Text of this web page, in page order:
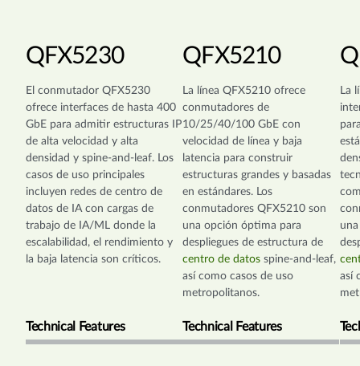
QFX5230
El conmutador QFX5230
ofrece interfaces de hasta 400
GbE para admitir estructuras IP
de alta velocidad y alta
densidad y spine-and-leaf. Los
casos de uso principales
incluyen redes de centro de
datos de IA con cargas de
trabajo de IA/ML donde la
escalabilidad, el rendimiento y
la baja latencia son críticos.
Technical Features
QFX5210
La línea QFX5210 ofrece
conmutadores de
10/25/40/100 GbE con
velocidad de línea y baja
latencia para construir
estructuras grandes y basadas
en estándares. Los
conmutadores QFX5210 son
una opción óptima para
despliegues de estructura de
centro de datos spine-and-leaf,
así como casos de uso
metropolitanos.
Technical Features
La
así